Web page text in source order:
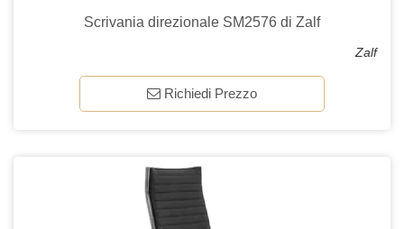
Scrivania direzionale SM2576 di Zalf
Zalf
Richiedi Prezzo